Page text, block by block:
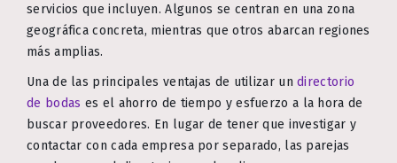
servicios que incluyen. Algunos se centran en una zona
geográfica concreta, mientras que otros abarcan regiones
más amplias.
Una de las principales ventajas de utilizar undirectorio
de bodas es el ahorro de tiempo y esfuerzo a la hora de
buscar proveedores. En lugar de tener que investigar y
contactar con cada empresa por separado, las parejas